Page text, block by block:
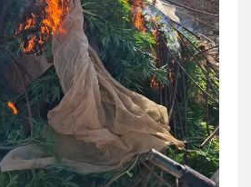
פלילי פשיעה חמורה
תעבורה
0549535659
עו"ד איהאב ג'לג'ולי
פלילי מעצרים וחקירות
אסירים
0505216700